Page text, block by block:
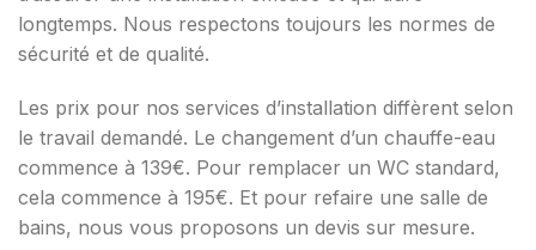
longtemps. Nous respectons toujours les normes de
sécurité et de qualité.
Les prix pour nos services d’installation diffèrent selon
le travail demandé. Le changement d’un chauffe-eau
commence à 139€. Pour remplacer un WC standard,
cela commence à 195€. Et pour refaire une salle de
bains, nous vous proposons un devis sur mesure.